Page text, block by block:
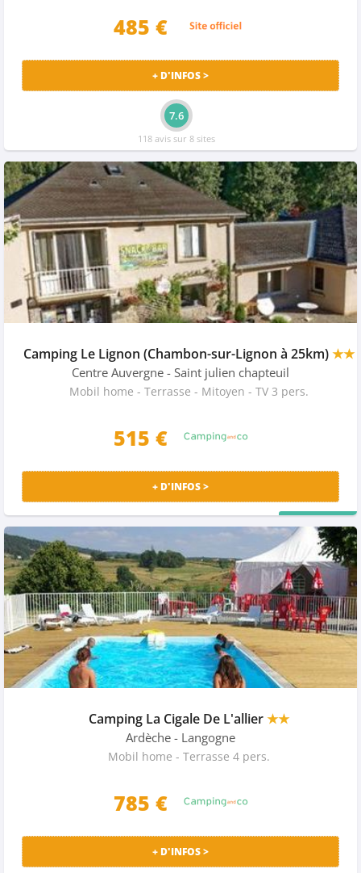
485 €
+ D'INFOS >
7.6
118 avis sur 8 sites
Camping Le Lignon (Chambon-sur-Lignon à 25km)★★
Centre Auvergne - Saint julien chapteuil
Mobil home - Terrasse - Mitoyen - TV 3 pers.
515 €
+ D'INFOS >
Camping La Cigale De L'allier★★
Ardèche - Langogne
Mobil home - Terrasse 4 pers.
785 €
+ D'INFOS >